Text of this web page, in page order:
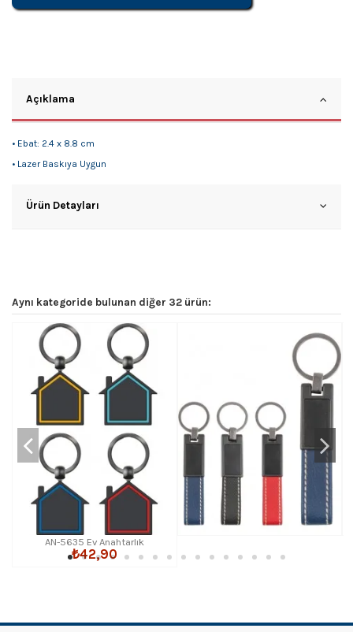
Açıklama
• Ebat: 2.4 x 8.8 cm
• Lazer Baskıya Uygun
Ürün Detayları
Aynı kategoride bulunan diğer 32 ürün:
AN-5635 Ev Anahtarlık
₺42,90